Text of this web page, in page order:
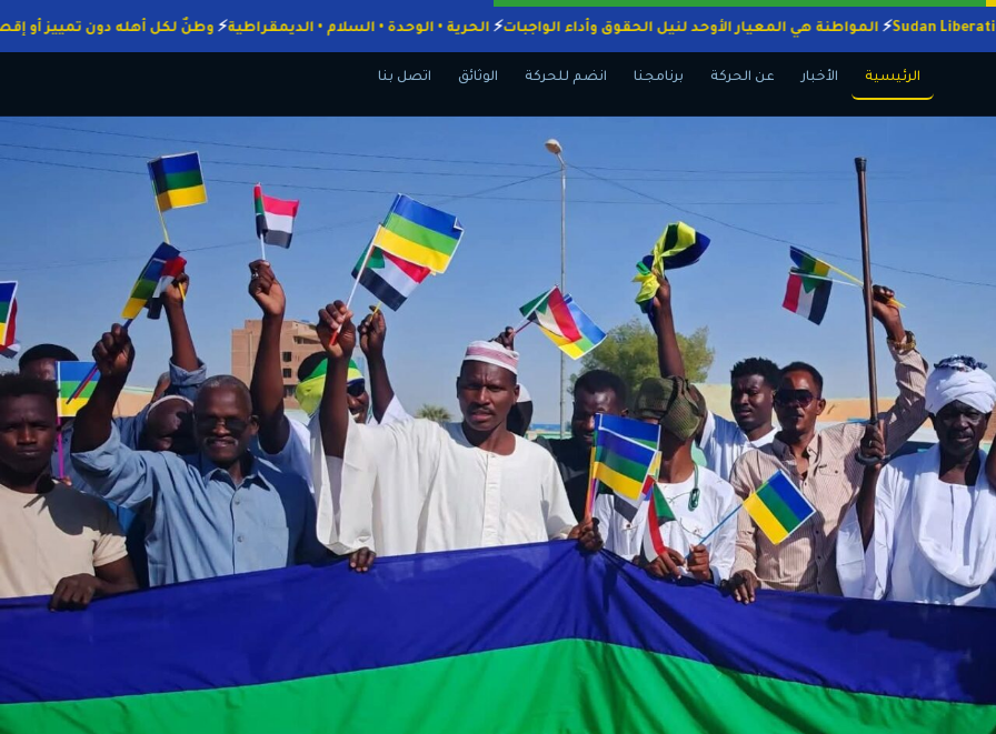
المواطنة هي المعيار الأوحد لنيل الحقوق وأداء الواجبات الحرية • الوحدة • السلام • الديمقراطية وطنٌ لكل أهله دون
الرئيسية الأخبار عن الحركة برنامجنا انضم للحركة الوثائق اتصل بنا